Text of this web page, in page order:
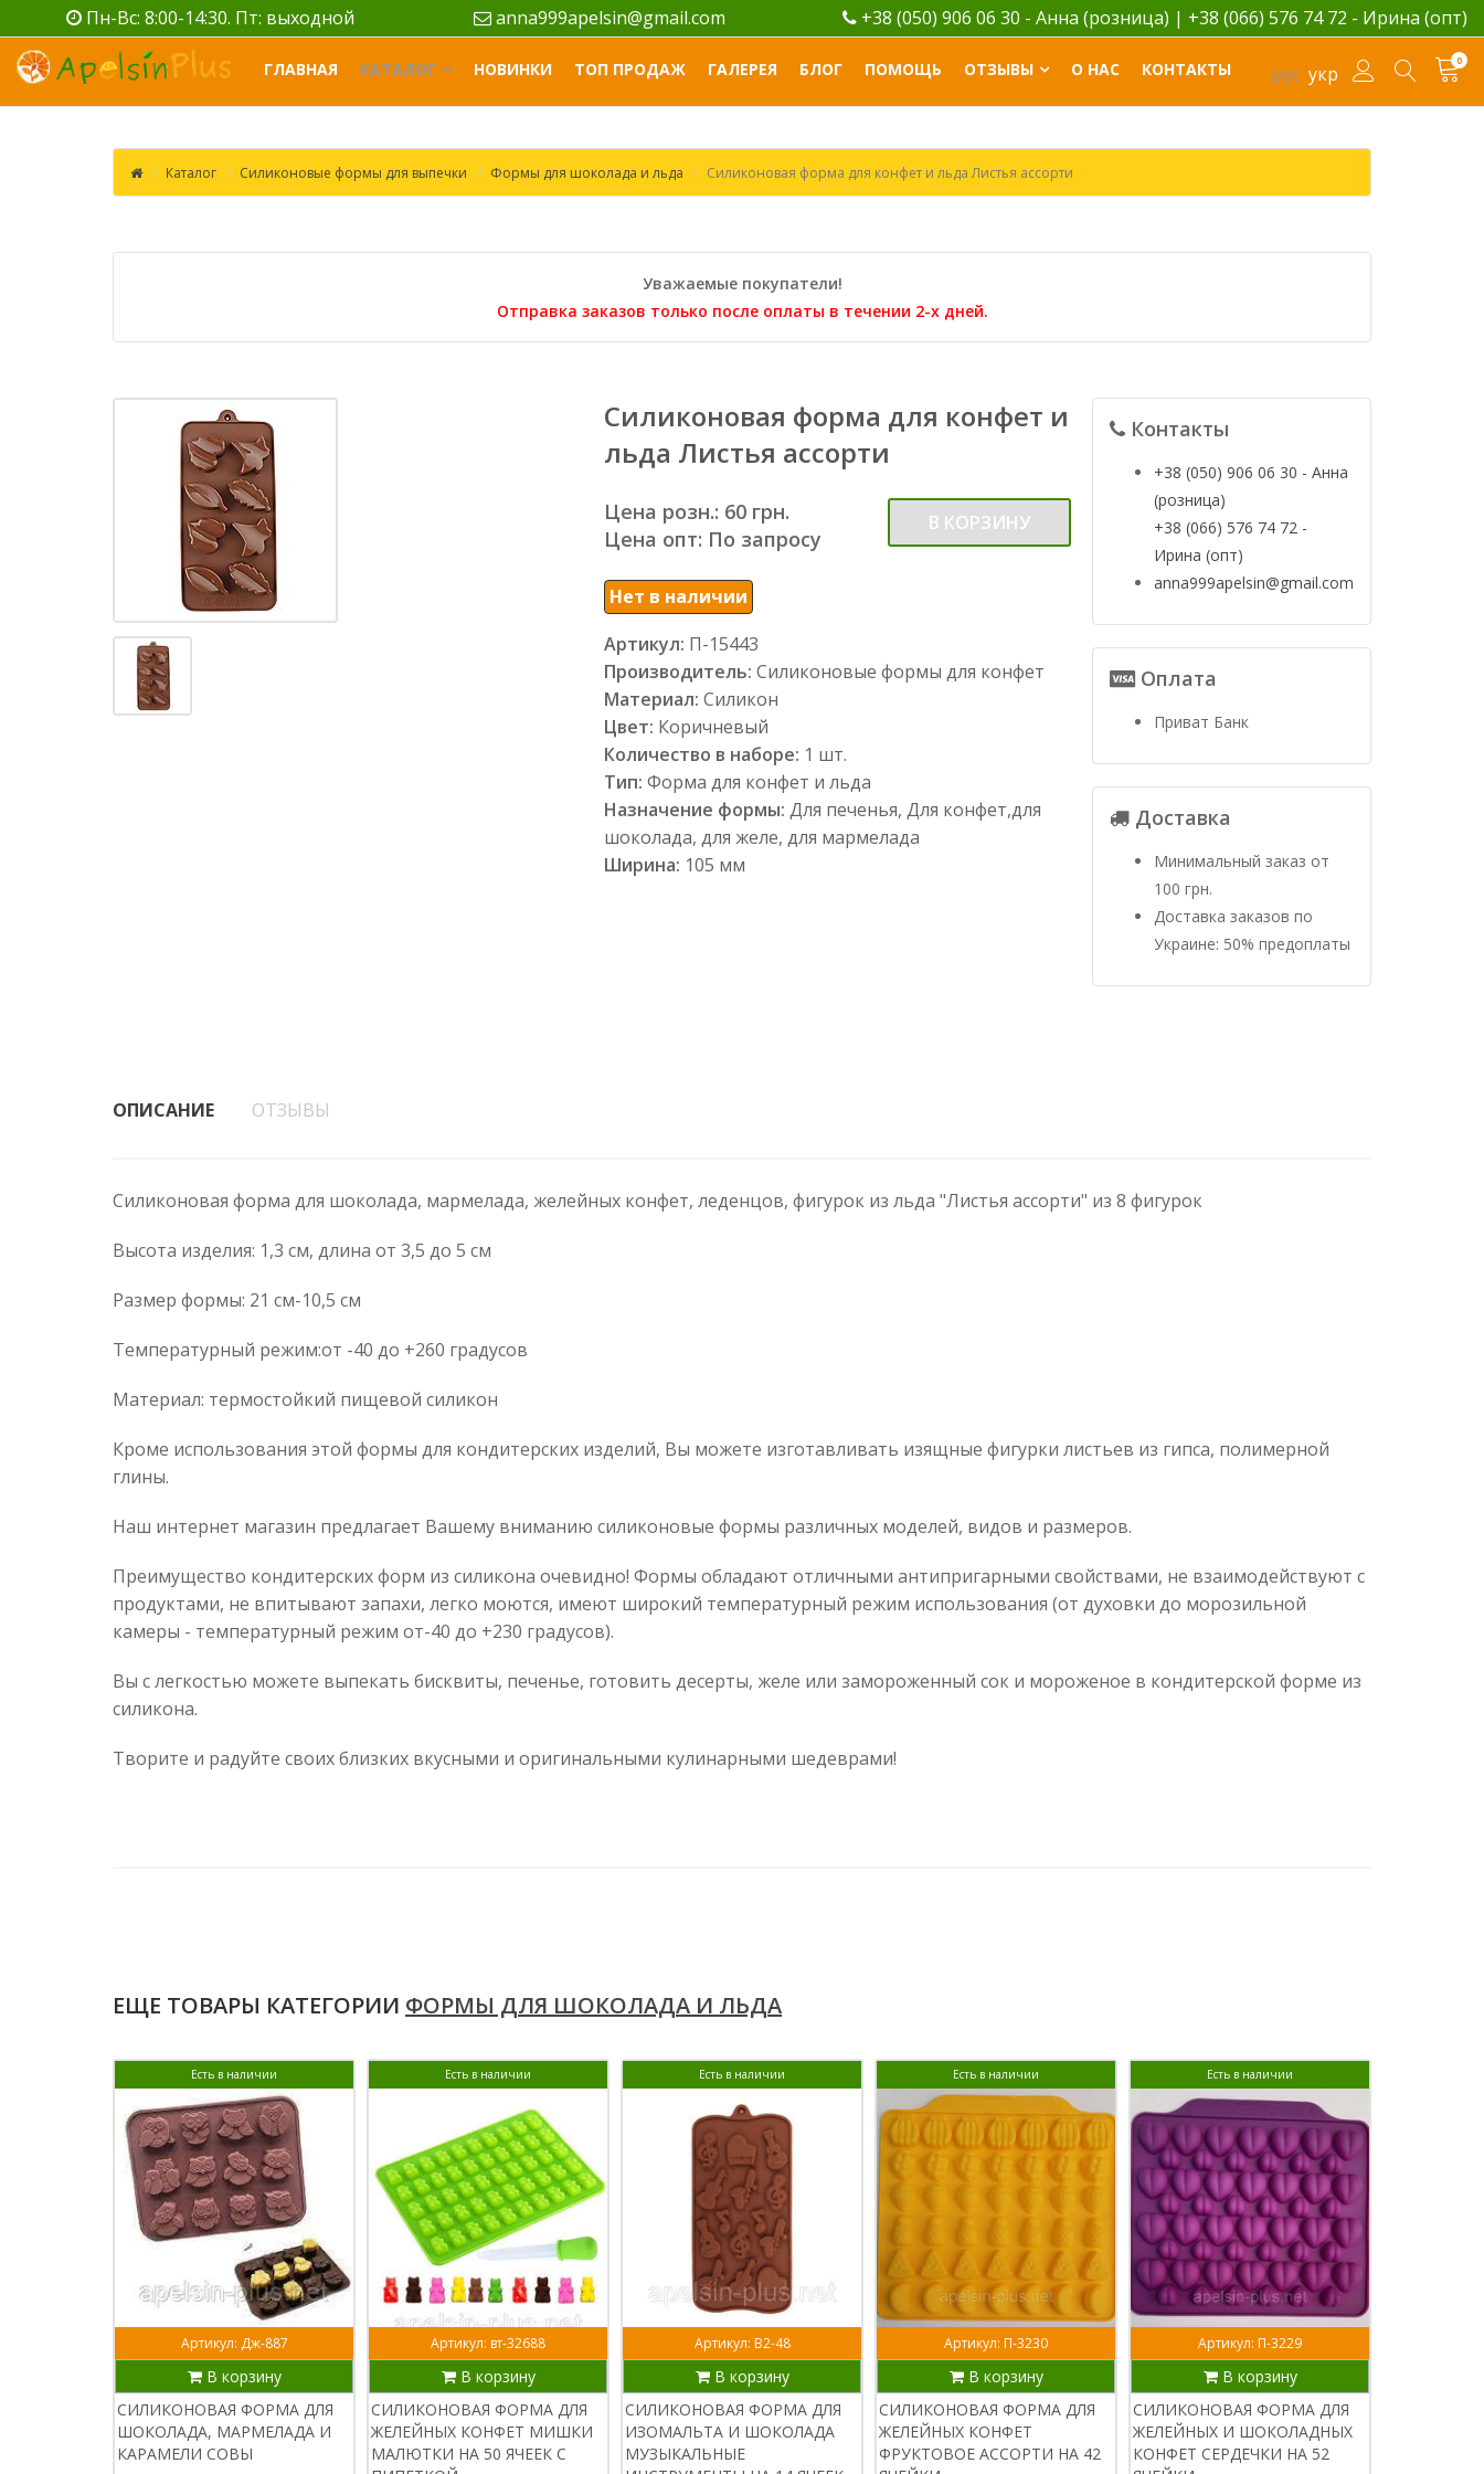
Пн-Вс: 8:00-14:30. Пт: выходной anna999apelsin@gmail.com +38 (050) 906 06 30 - Анна (розница) | +38 (066) 576 74 72 - Ирина (опт)
рус укр
0
ГЛАВНАЯ КАТАЛОГ НОВИНКИ ТОП ПРОДАЖ ГАЛЕРЕЯ БЛОГ ПОМОЩЬ ОТЗЫВЫ О НАС КОНТАКТЫ
Каталог Силиконовые формы для выпечки Формы для шоколада и льда Силиконовая форма для конфет и льда Листья ассорти
Уважаемые покупатели!
Отправка заказов только после оплаты в течении 2-х дней.
Силиконовая форма для конфет и
льда Листья ассорти
Цена розн.: 60 грн.
Цена опт: По запросу
В КОРЗИНУ
Нет в наличии
Артикул: П-15443
Производитель: Силиконовые формы для конфет
Материал: Силикон
Цвет: Коричневый
Количество в наборе: 1 шт.
Тип: Форма для конфет и льда
Назначение формы: Для печенья, Для конфет,для
шоколада, для желе, для мармелада
Ширина: 105 мм
Контакты
+38 (050) 906 06 30 - Анна
(розница)
+38 (066) 576 74 72 -
Ирина (опт)
anna999apelsin@gmail.com
Оплата
Приват Банк
Доставка
Минимальный заказ от
100 грн.
Доставка заказов по
Украине: 50% предоплаты
ОПИСАНИЕ ОТЗЫВЫ
Силиконовая форма для шоколада, мармелада, желейных конфет, леденцов, фигурок из льда "Листья ассорти" из 8 фигурок
Высота изделия: 1,3 см, длина от 3,5 до 5 см
Размер формы: 21 см-10,5 см
Температурный режим:от -40 до +260 градусов
Материал: термостойкий пищевой силикон
Кроме использования этой формы для кондитерских изделий, Вы можете изготавливать изящные фигурки листьев из гипса, полимерной
глины.
Наш интернет магазин предлагает Вашему вниманию силиконовые формы различных моделей, видов и размеров.
Преимущество кондитерских форм из силикона очевидно! Формы обладают отличными антипригарными свойствами, не взаимодействуют с
продуктами, не впитывают запахи, легко моются, имеют широкий температурный режим использования (от духовки до морозильной
камеры - температурный режим от-40 до +230 градусов).
Вы с легкостью можете выпекать бисквиты, печенье, готовить десерты, желе или замороженный сок и мороженое в кондитерской форме из
силикона.
Творите и радуйте своих близких вкусными и оригинальными кулинарными шедеврами!
ЕЩЕ ТОВАРЫ КАТЕГОРИИ ФОРМЫ ДЛЯ ШОКОЛАДА И ЛЬДА
Есть в наличии
Артикул: Дж-887
В корзину
СИЛИКОНОВАЯ ФОРМА ДЛЯ
ШОКОЛАДА, МАРМЕЛАДА И
КАРАМЕЛИ СОВЫ
Есть в наличии
Артикул: вт-32688
В корзину
СИЛИКОНОВАЯ ФОРМА ДЛЯ
ЖЕЛЕЙНЫХ КОНФЕТ МИШКИ
МАЛЮТКИ НА 50 ЯЧЕЕК С
Есть в наличии
Артикул: В2-48
В корзину
СИЛИКОНОВАЯ ФОРМА ДЛЯ
ИЗОМАЛЬТА И ШОКОЛАДА
МУЗЫКАЛЬНЫЕ
Есть в наличии
Артикул: П-3230
В корзину
СИЛИКОНОВАЯ ФОРМА ДЛЯ
ЖЕЛЕЙНЫХ КОНФЕТ
ФРУКТОВОЕ АССОРТИ НА 42
Есть в наличии
Артикул: П-3229
В корзину
СИЛИКОНОВАЯ ФОРМА ДЛЯ
ЖЕЛЕЙНЫХ И ШОКОЛАДНЫХ
КОНФЕТ СЕРДЕЧКИ НА 52